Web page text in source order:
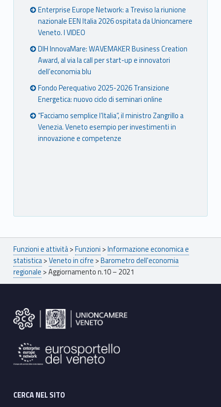
Enterprise Europe Network: a Treviso la riunione
nazionale EEN Italia 2026 ospitata da Unioncamere
Veneto. I VIDEO
DIH InnovaMare: WAVEMAKER Business Creation
Award, al via la call per start-up e innovatori
dell’economia blu
Fondo Perequativo 2025-2026 Transizione
Energetica: nuovo ciclo di seminari online
“Facciamo semplice l’Italia”, il ministro Zangrillo a
Venezia. Veneto esempio per investimenti in
innovazione e competenze
Breadcrumbs navigation
Funzioni e attività>Funzioni >Informazione economica e
statistica>Veneto in cifre >Barometro dell'economia
regionale >Aggiornamento n.10 – 2021
CERCA NEL SITO